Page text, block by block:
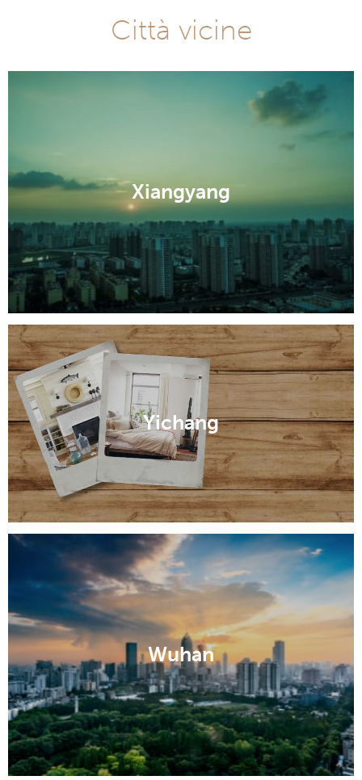
Città vicine
Xiangyang
Yichang
Wuhan